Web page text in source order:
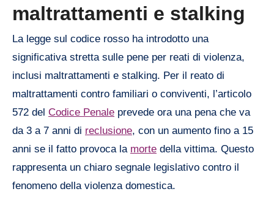
maltrattamenti e stalking
La legge sul codice rosso ha introdotto una
significativa stretta sulle pene per reati di violenza,
inclusi maltrattamenti e stalking. Per il reato di
maltrattamenti contro familiari o conviventi, l’articolo
572 del Codice Penale prevede ora una pena che va
da 3 a 7 anni di reclusione, con un aumento fino a 15
anni se il fatto provoca la morte della vittima. Questo
rappresenta un chiaro segnale legislativo contro il
fenomeno della violenza domestica.